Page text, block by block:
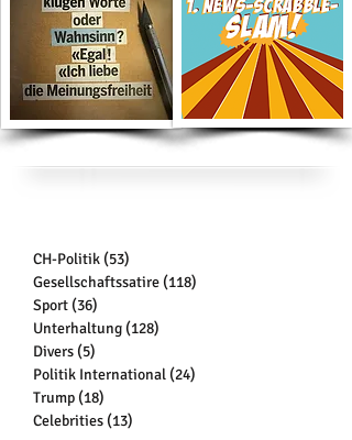
CH-Politik (53)
Gesellschaftssatire (118)
Sport (36)
Unterhaltung (128)
Divers (5)
Politik International (24)
Trump (18)
Celebrities (13)